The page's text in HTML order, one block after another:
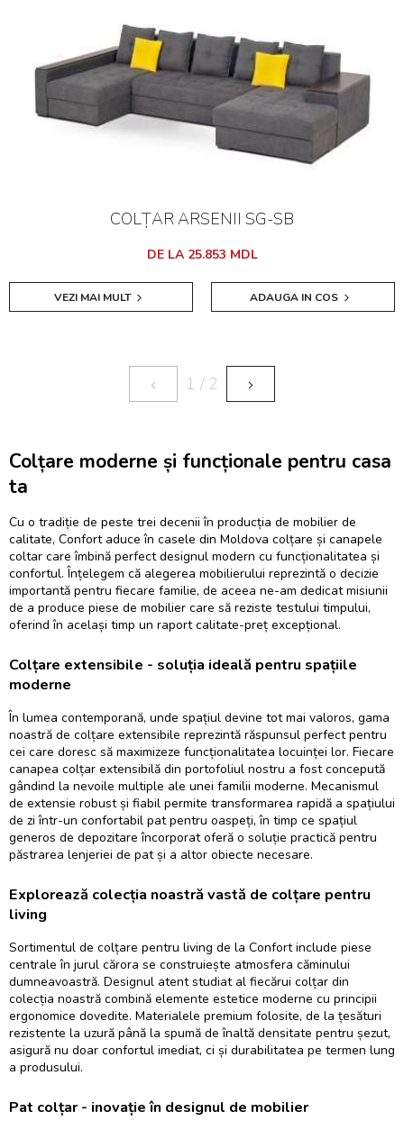
COLȚAR ARSENII SG-SB
DE LA 25.853 MDL
VEZI MAI MULT ADAUGA IN COS
1 / 2
Colțare moderne și funcționale pentru casa
ta
Cu o tradiție de peste trei decenii în producția de mobilier de
calitate, Confort aduce în casele din Moldova colțare și canapele
coltar care îmbină perfect designul modern cu funcționalitatea și
confortul. Înțelegem că alegerea mobilierului reprezintă o decizie
importantă pentru fiecare familie, de aceea ne-am dedicat misiunii
de a produce piese de mobilier care să reziste testului timpului,
oferind în același timp un raport calitate-preț excepțional.
Colțare extensibile - soluția ideală pentru spațiile
moderne
În lumea contemporană, unde spațiul devine tot mai valoros, gama
noastră de colțare extensibile reprezintă răspunsul perfect pentru
cei care doresc să maximizeze funcționalitatea locuinței lor. Fiecare
canapea colțar extensibilă din portofoliul nostru a fost concepută
gândind la nevoile multiple ale unei familii moderne. Mecanismul
de extensie robust și fiabil permite transformarea rapidă a spațiului
de zi într-un confortabil pat pentru oaspeți, în timp ce spațiul
generos de depozitare încorporat oferă o soluție practică pentru
păstrarea lenjeriei de pat și a altor obiecte necesare.
Explorează colecția noastră vastă de colțare pentru
living
Sortimentul de colțare pentru living de la Confort include piese
centrale în jurul cărora se construiește atmosfera căminului
dumneavoastră. Designul atent studiat al fiecărui colțar din
colecția noastră combină elemente estetice moderne cu principii
ergonomice dovedite. Materialele premium folosite, de la țesături
rezistente la uzură până la spumă de înaltă densitate pentru șezut,
asigură nu doar confortul imediat, ci și durabilitatea pe termen lung
a produsului.
Pat colțar - inovație în designul de mobilier